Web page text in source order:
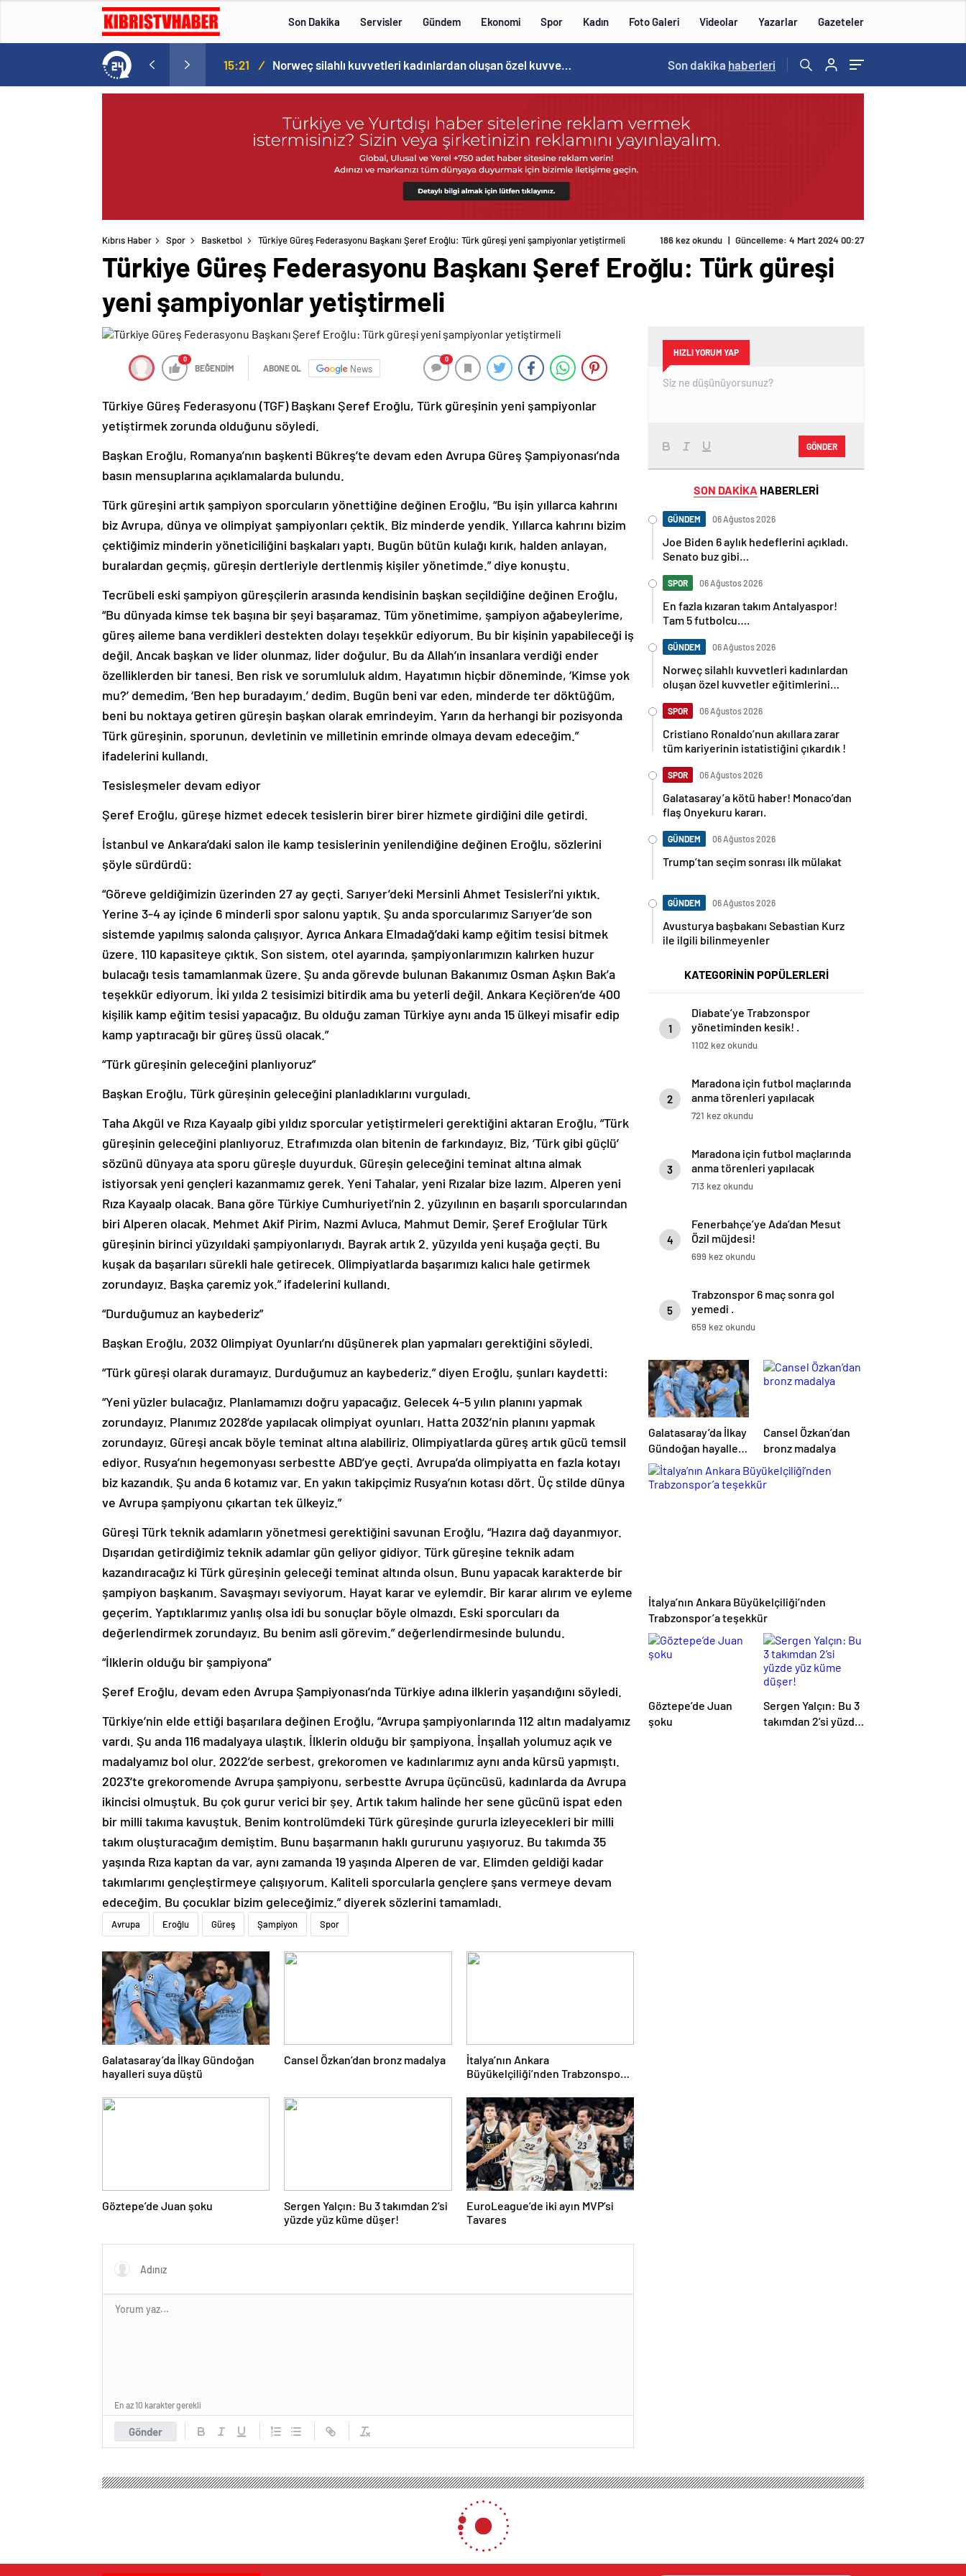
Son Dakika Servisler Gündem Ekonomi Spor Kadın Foto Galeri Videolar Yazarlar Gazeteler
Tam 5 futbolcu…. 15:21 / Norweç silahlı kuvvetleri kadınlardan oluşan özel kuvvetler eğitimlerini başlattı. 15:20 /
Son dakika haberleri
Kıbrıs Haber Spor Basketbol Türkiye Güreş Federasyonu Başkanı Şeref Eroğlu: Türk güreşi yeni şampiyonlar yetiştirmeli 186 kez okundu | Güncelleme: 4 Mart 2024 00:27
Türkiye Güreş Federasyonu Başkanı Şeref Eroğlu: Türk güreşi
yeni şampiyonlar yetiştirmeli
0
BEĞENDİM ABONE OL News
0
Türkiye Güreş Federasyonu (TGF) Başkanı Şeref Eroğlu, Türk güreşinin yeni şampiyonlar
yetiştirmek zorunda olduğunu söyledi.
Başkan Eroğlu, Romanya’nın başkenti Bükreş’te devam eden Avrupa Güreş Şampiyonası’nda
basın mensuplarına açıklamalarda bulundu.
Türk güreşini artık şampiyon sporcuların yönettiğine değinen Eroğlu, “Bu işin yıllarca kahrını
biz Avrupa, dünya ve olimpiyat şampiyonları çektik. Biz minderde yendik. Yıllarca kahrını bizim
çektiğimiz minderin yöneticiliğini başkaları yaptı. Bugün bütün kulağı kırık, halden anlayan,
buralardan geçmiş, güreşin dertleriyle dertlenmiş kişiler yönetimde.” diye konuştu.
Tecrübeli eski şampiyon güreşçilerin arasında kendisinin başkan seçildiğine değinen Eroğlu,
“Bu dünyada kimse tek başına bir şeyi başaramaz. Tüm yönetimime, şampiyon ağabeylerime,
güreş aileme bana verdikleri destekten dolayı teşekkür ediyorum. Bu bir kişinin yapabileceği iş
değil. Ancak başkan ve lider olunmaz, lider doğulur. Bu da Allah’ın insanlara verdiği ender
özelliklerden bir tanesi. Ben risk ve sorumluluk aldım. Hayatımın hiçbir döneminde, ‘Kimse yok
mu?’ demedim, ‘Ben hep buradayım.’ dedim. Bugün beni var eden, minderde ter döktüğüm,
beni bu noktaya getiren güreşin başkan olarak emrindeyim. Yarın da herhangi bir pozisyonda
Türk güreşinin, sporunun, devletinin ve milletinin emrinde olmaya devam edeceğim.”
ifadelerini kullandı.
Tesisleşmeler devam ediyor
Şeref Eroğlu, güreşe hizmet edecek tesislerin birer birer hizmete girdiğini dile getirdi.
İstanbul ve Ankara’daki salon ile kamp tesislerinin yenilendiğine değinen Eroğlu, sözlerini
şöyle sürdürdü:
“Göreve geldiğimizin üzerinden 27 ay geçti. Sarıyer’deki Mersinli Ahmet Tesisleri’ni yıktık.
Yerine 3-4 ay içinde 6 minderli spor salonu yaptık. Şu anda sporcularımız Sarıyer’de son
sistemde yapılmış salonda çalışıyor. Ayrıca Ankara Elmadağ’daki kamp eğitim tesisi bitmek
üzere. 110 kapasiteye çıktık. Son sistem, otel ayarında, şampiyonlarımızın kalırken huzur
bulacağı tesis tamamlanmak üzere. Şu anda görevde bulunan Bakanımız Osman Aşkın Bak’a
teşekkür ediyorum. İki yılda 2 tesisimizi bitirdik ama bu yeterli değil. Ankara Keçiören’de 400
kişilik kamp eğitim tesisi yapacağız. Bu olduğu zaman Türkiye aynı anda 15 ülkeyi misafir edip
kamp yaptıracağı bir güreş üssü olacak.”
“Türk güreşinin geleceğini planlıyoruz”
Başkan Eroğlu, Türk güreşinin geleceğini planladıklarını vurguladı.
Taha Akgül ve Rıza Kayaalp gibi yıldız sporcular yetiştirmeleri gerektiğini aktaran Eroğlu, “Türk
güreşinin geleceğini planlıyoruz. Etrafımızda olan bitenin de farkındayız. Biz, ‘Türk gibi güçlü’
sözünü dünyaya ata sporu güreşle duyurduk. Güreşin geleceğini teminat altına almak
istiyorsak yeni gençleri kazanmamız gerek. Yeni Tahalar, yeni Rızalar bize lazım. Alperen yeni
Rıza Kayaalp olacak. Bana göre Türkiye Cumhuriyeti’nin 2. yüzyılının en başarılı sporcularından
biri Alperen olacak. Mehmet Akif Pirim, Nazmi Avluca, Mahmut Demir, Şeref Eroğlular Türk
güreşinin birinci yüzyıldaki şampiyonlarıydı. Bayrak artık 2. yüzyılda yeni kuşağa geçti. Bu
kuşak da başarıları sürekli hale getirecek. Olimpiyatlarda başarımızı kalıcı hale getirmek
zorundayız. Başka çaremiz yok.” ifadelerini kullandı.
“Durduğumuz an kaybederiz”
Başkan Eroğlu, 2032 Olimpiyat Oyunları’nı düşünerek plan yapmaları gerektiğini söyledi.
“Türk güreşi olarak duramayız. Durduğumuz an kaybederiz.” diyen Eroğlu, şunları kaydetti:
“Yeni yüzler bulacağız. Planlamamızı doğru yapacağız. Gelecek 4-5 yılın planını yapmak
zorundayız. Planımız 2028’de yapılacak olimpiyat oyunları. Hatta 2032’nin planını yapmak
zorundayız. Güreşi ancak böyle teminat altına alabiliriz. Olimpiyatlarda güreş artık gücü temsil
ediyor. Rusya’nın hegemonyası serbestte ABD’ye geçti. Avrupa’da olimpiyatta en fazla kotayı
biz kazandık. Şu anda 6 kotamız var. En yakın takipçimiz Rusya’nın kotası dört. Üç stilde dünya
ve Avrupa şampiyonu çıkartan tek ülkeyiz.”
Güreşi Türk teknik adamların yönetmesi gerektiğini savunan Eroğlu, “Hazıra dağ dayanmıyor.
Dışarıdan getirdiğimiz teknik adamlar gün geliyor gidiyor. Türk güreşine teknik adam
kazandıracağız ki Türk güreşinin geleceği teminat altında olsun. Bunu yapacak karakterde bir
şampiyon başkanım. Savaşmayı seviyorum. Hayat karar ve eylemdir. Bir karar alırım ve eyleme
geçerim. Yaptıklarımız yanlış olsa idi bu sonuçlar böyle olmazdı. Eski sporcuları da
değerlendirmek zorundayız. Bu benim asli görevim.” değerlendirmesinde bulundu.
“İlklerin olduğu bir şampiyona”
Şeref Eroğlu, devam eden Avrupa Şampiyonası’nda Türkiye adına ilklerin yaşandığını söyledi.
Türkiye’nin elde ettiği başarılara değinen Eroğlu, “Avrupa şampiyonlarında 112 altın madalyamız
vardı. Şu anda 116 madalyaya ulaştık. İlklerin olduğu bir şampiyona. İnşallah yolumuz açık ve
madalyamız bol olur. 2022’de serbest, grekoromen ve kadınlarımız aynı anda kürsü yapmıştı.
2023’te grekoromende Avrupa şampiyonu, serbestte Avrupa üçüncüsü, kadınlarda da Avrupa
ikincisi olmuştuk. Bu çok gurur verici bir şey. Artık takım halinde her sene gücünü ispat eden
bir milli takıma kavuştuk. Benim kontrolümdeki Türk güreşinde gururla izleyecekleri bir milli
takım oluşturacağım demiştim. Bunu başarmanın haklı gururunu yaşıyoruz. Bu takımda 35
yaşında Rıza kaptan da var, aynı zamanda 19 yaşında Alperen de var. Elimden geldiği kadar
takımlarımı gençleştirmeye çalışıyorum. Kaliteli sporcularla gençlere şans vermeye devam
edeceğim. Bu çocuklar bizim geleceğimiz.” diyerek sözlerini tamamladı.
Avrupa Eroğlu Güreş Şampiyon Spor
Galatasaray’da İlkay Gündoğan
hayalleri suya düştü
Cansel Özkan’dan bronz madalya
İtalya’nın Ankara
Büyükelçiliği’nden Trabzonspor’a
Göztepe’de Juan şoku
Sergen Yalçın: Bu 3 takımdan 2’si
yüzde yüz küme düşer!
EuroLeague’de iki ayın MVP’si
Tavares
Gönder
En az 10 karakter gerekli
HIZLI YORUM YAP
GÖNDER
SON DAKİKA HABERLERİ
GÜNDEM 06 Ağustos 2026
Joe Biden 6 aylık hedeflerini açıkladı.
Senato buz gibi…
SPOR 06 Ağustos 2026
En fazla kızaran takım Antalyaspor!
Tam 5 futbolcu….
GÜNDEM 06 Ağustos 2026
Norweç silahlı kuvvetleri kadınlardan
oluşan özel kuvvetler eğitimlerini
SPOR 06 Ağustos 2026
Cristiano Ronaldo’nun akıllara zarar
tüm kariyerinin istatistiğini çıkardık !
SPOR 06 Ağustos 2026
Galatasaray’a kötü haber! Monaco’dan
flaş Onyekuru kararı.
GÜNDEM 06 Ağustos 2026
Trump’tan seçim sonrası ilk mülakat
GÜNDEM 06 Ağustos 2026
Avusturya başbakanı Sebastian Kurz
ile ilgili bilinmeyenler
KATEGORİNİN POPÜLERLERİ
1
Diabate’ye Trabzonspor
yönetiminden kesik! .
1102 kez okundu
2
Maradona için futbol maçlarında
anma törenleri yapılacak
721 kez okundu
3
Maradona için futbol maçlarında
anma törenleri yapılacak
713 kez okundu
4
Fenerbahçe’ye Ada’dan Mesut
Özil müjdesi!
699 kez okundu
5
Trabzonspor 6 maç sonra gol
yemedi .
659 kez okundu
Galatasaray’da İlkay
Gündoğan hayalleri
suya düştü
Cansel Özkan’dan
bronz madalya
İtalya’nın Ankara Büyükelçiliği’nden
Trabzonspor’a teşekkür
Göztepe’de Juan
şoku
Sergen Yalçın: Bu 3
takımdan 2’si yüzde